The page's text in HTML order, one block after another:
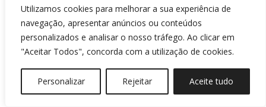
Utilizamos cookies para melhorar a sua experiência de
navegação, apresentar anúncios ou conteúdos
personalizados e analisar o nosso tráfego. Ao clicar em
"Aceitar Todos", concorda com a utilização de cookies.
Personalizar Rejeitar Aceite tudo